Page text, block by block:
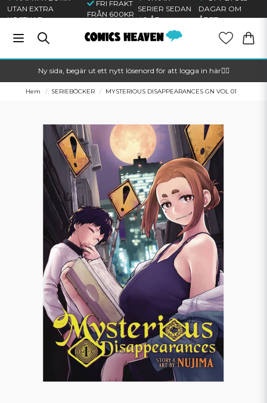
UTAN EXTRA
KOSTNAD
FRI FRAKT
FRÅN 600KR
SERIER SEDAN
40 ÅR
DAGAR OM
ÅRET
Ny sida, begär ut ett nytt lösenord för att logga in här🦸‍♂️
Hem SERIEBÖCKER MYSTERIOUS DISAPPEARANCES GN VOL 01